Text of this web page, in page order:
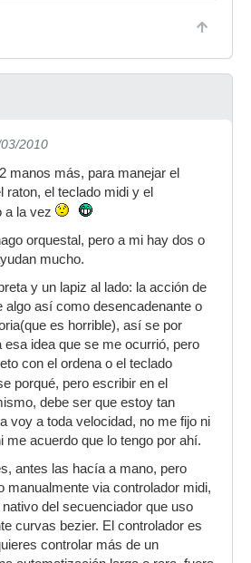
2010
manos más, para manejar el
raton, el teclado midi y el
a la vez
orquestal, pero a mi hay dos o
mucho.
y un lapiz al lado: la acción de
algo así como desencadenante o
es horrible), así se por
idea que se me ocurrió, pero
con el ordena o el teclado
porqué, pero escribir en el
debe ser que estoy tan
voy a toda velocidad, no me fijo ni
me acuerdo que lo tengo por ahí.
antes las hacía a mano, pero
manualmente via controlador midi,
del secuenciador que uso
curvas bezier. El controlador es
controlar más de un